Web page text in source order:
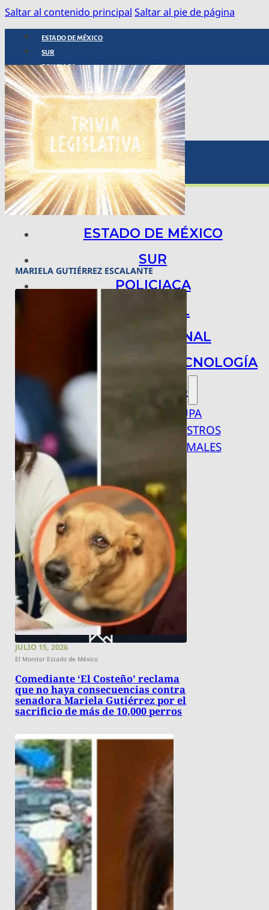
Saltar al contenido principal Saltar al pie de página
ESTADO DE MÉXICO
SUR
POLICIACA
NACIONAL
INTERNACIONAL
ARTE, CIENCIA Y TECNOLOGÍA
COLUMNAS
BAJO LA LUPA
RASTROS Y ROSTROS
VÍNCULOS ANIMALES
ESTADO DE MÉXICO
SUR
POLICIACA
NACIONAL
INTERNACIONAL
ARTE, CIENCIA Y TECNOLOGÍA
COLUMNAS
BAJO LA LUPA
RASTROS Y ROSTROS
VÍNCULOS ANIMALES
MARIELA GUTIÉRREZ ESCALANTE
JULIO 15, 2026
El Monitor Estado de México
Comediante ‘El Costeño’ reclama
que no haya consecuencias contra
senadora Mariela Gutiérrez por el
sacrificio de más de 10,000 perros